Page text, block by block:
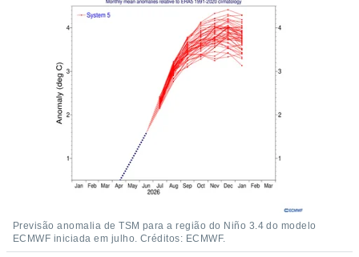
Previsão anomalia de TSM para a região do Niño 3.4 do modelo
ECMWF iniciada em julho. Créditos: ECMWF.